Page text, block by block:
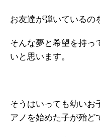
お友達が弾いているの
そんな夢と希望を持
いと思います。
そうはいっても幼いお
アノを始めた子が殆ど